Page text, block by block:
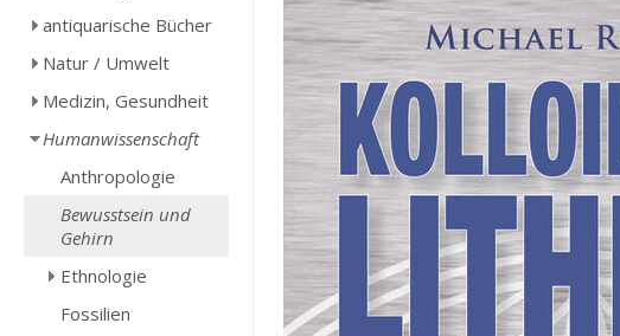
antiquarische Bücher
Natur / Umwelt
Medizin, Gesundheit
Humanwissenschaft
Anthropologie
Bewusstsein und
Gehirn
Ethnologie
Fossilien